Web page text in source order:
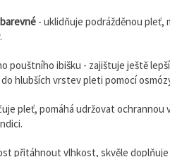
- uklidňuje podrážděnou pleť,
pouštního ibišku - zajištuje ještě lepší
hlubších vrstev pleti pomocí
pleť, pomáhá udržovat ochrannou
přitáhnout vlhkost, skvěle doplňuje